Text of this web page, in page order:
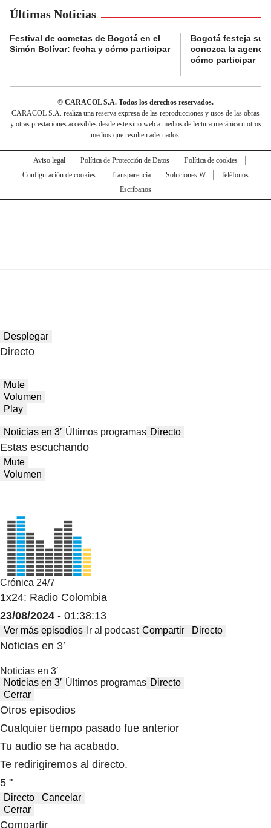
Últimas Noticias
Festival de cometas de Bogotá en el
Simón Bolívar: fecha y cómo participar
Bogotá festeja su
conozca la
cómo participar
© CARACOL S.A. Todos los derechos reservados.
CARACOL S.A. realiza una reserva expresa de las reproducciones y usos de las obras
y otras prestaciones accesibles desde este sitio web a medios de lectura mecánica u otros
medios que resulten adecuados.
Aviso legal Política de Protección de Datos
Política de cookies
Configuración de cookies
Transparencia Soluciones W
Teléfonos
Escríbanos
Desplegar
Directo
Mute
Volumen
Play
Noticias en 3′ Últimos programas Directo
Estas escuchando
Mute
Volumen
Crónica 24/7
1x24: Radio Colombia
23/08/2024 - 01:38:13
Ver más episodios Ir al podcast Compartir Directo
Noticias en 3′
Noticias en 3′
Noticias en 3′ Últimos programas Directo
Cerrar
Otros episodios
Cualquier tiempo pasado fue anterior
Tu audio se ha acabado.
Te redirigiremos al directo.
5 "
Directo
Cancelar
Cerrar
Compartir